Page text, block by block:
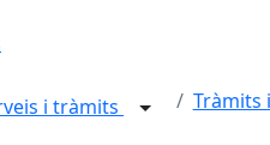
i tràmits Tràmits